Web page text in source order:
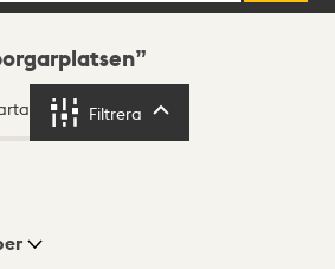
Filtrera